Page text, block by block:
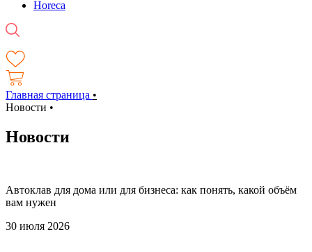
Horeca
Главная страница •
Новости •
Новости
Автоклав для дома или для бизнеса: как понять, какой объём
вам нужен
30 июля 2026